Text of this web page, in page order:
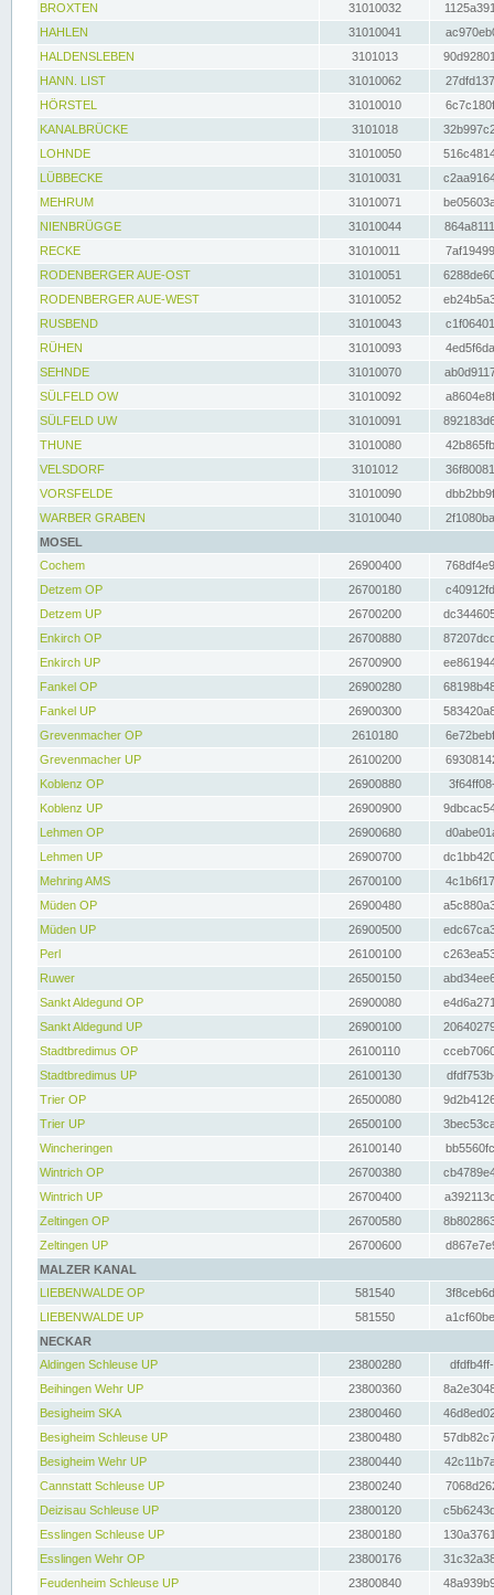
BROXTEN
31010032
HAHLEN
31010041
HALDENSLEBEN
3101013
HANN. LIST
31010062
HÖRSTEL
31010010
KANALBRÜCKE
3101018
LOHNDE
31010050
LÜBBECKE
31010031
MEHRUM
31010071
NIENBRÜGGE
31010044
RECKE
31010011
RODENBERGER AUE-OST
31010051
RODENBERGER AUE-WEST
31010052
RUSBEND
31010043
RÜHEN
31010093
SEHNDE
31010070
SÜLFELD OW
31010092
SÜLFELD UW
31010091
THUNE
31010080
VELSDORF
3101012
VORSFELDE
31010090
WARBER GRABEN
31010040
MOSEL
Cochem
26900400
Detzem OP
26700180
Detzem UP
26700200
Enkirch OP
26700880
Enkirch UP
26700900
Fankel OP
26900280
Fankel UP
26900300
Grevenmacher OP
2610180
Grevenmacher UP
26100200
Koblenz OP
26900880
Koblenz UP
26900900
Lehmen OP
26900680
Lehmen UP
26900700
Mehring AMS
26700100
Müden OP
26900480
Müden UP
26900500
Perl
26100100
Ruwer
26500150
Sankt Aldegund OP
26900080
Sankt Aldegund UP
26900100
Stadtbredimus OP
26100110
Stadtbredimus UP
26100130
Trier OP
26500080
Trier UP
26500100
Wincheringen
26100140
Wintrich OP
26700380
Wintrich UP
26700400
Zeltingen OP
26700580
Zeltingen UP
26700600
MALZER KANAL
LIEBENWALDE OP
581540
LIEBENWALDE UP
581550
NECKAR
Aldingen Schleuse UP
23800280
Beihingen Wehr UP
23800360
Besigheim SKA
23800460
Besigheim Schleuse UP
23800480
Besigheim Wehr UP
23800440
Cannstatt Schleuse UP
23800240
Deizisau Schleuse UP
23800120
Esslingen Schleuse UP
23800180
Esslingen Wehr OP
23800176
Feudenheim Schleuse UP
23800840